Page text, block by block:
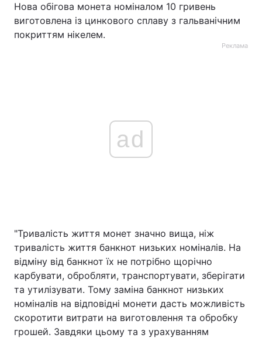
Нова обігова монета номіналом 10 гривень
виготовлена із цинкового сплаву з гальванічним
покриттям нікелем.
Реклама
ad
"Тривалість життя монет значно вища, ніж
тривалість життя банкнот низьких номіналів. На
відміну від банкнот їх не потрібно щорічно
карбувати, обробляти, транспортувати, зберігати
та утилізувати. Тому заміна банкнот низьких
номіналів на відповідні монети дасть можливість
скоротити витрати на виготовлення та обробку
грошей. Завдяки цьому та з урахуванням